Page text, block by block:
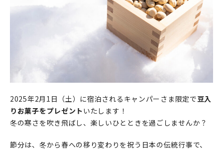
2025年2月1日（土）に宿泊されるキャンパーさま限定で豆入
りお菓子をプレゼントいたします！
冬の寒さを吹き飛ばし、楽しいひとときを過ごしませんか？
節分は、冬から春への移り変わりを祝う日本の伝統行事で、